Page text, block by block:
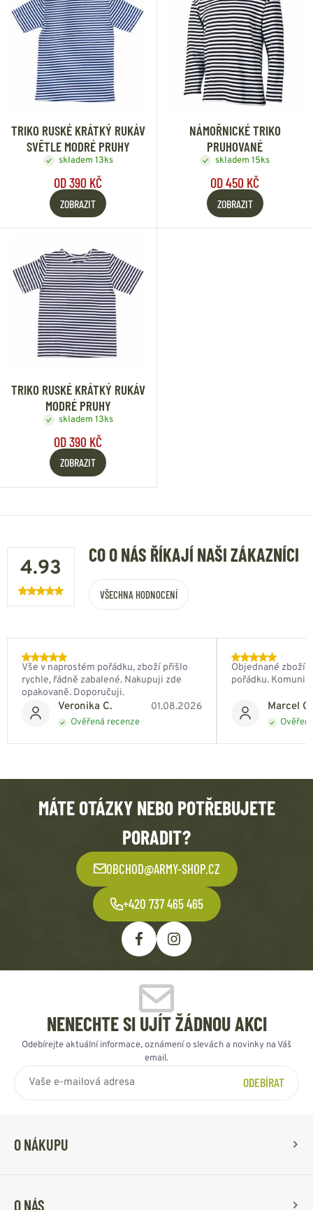
TRIKO RUSKÉ KRÁTKÝ RUKÁV
SVĚTLE MODRÉ PRUHY
skladem 13ks
OD 390 KČ
ZOBRAZIT
NÁMOŘNICKÉ TRIKO
PRUHOVANÉ
skladem 15ks
OD 450 KČ
ZOBRAZIT
TRIKO RUSKÉ KRÁTKÝ RUKÁV
MODRÉ PRUHY
skladem 13ks
OD 390 KČ
ZOBRAZIT
4.93
CO O NÁS ŘÍKAJÍ NAŠI ZÁKAZNÍCI
VŠECHNA HODNOCENÍ
Veronika C. 01.08.2026
Ověřená recenze
Vše v naprostém pořádku, zboží přišlo
rychle, řádně zabalené. Nakupuji zde
opakovaně. Doporučuji.
Marcel
Objednané zboží
pořádku.
MÁTE OTÁZKY NEBO POTŘEBUJETE
PORADIT?
OBCHOD@ARMY-SHOP.CZ
+420 737 465 465
NENECHTE SI UJÍT ŽÁDNOU AKCI
Odebírejte aktuální informace, oznámení o slevách a novinky na Váš
email.
ODEBÍRAT
O NÁKUPU
O NÁS